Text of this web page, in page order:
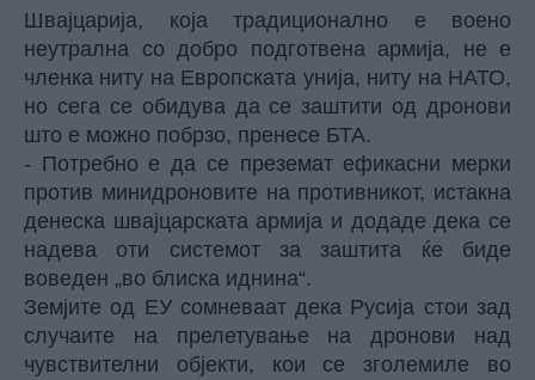
Швајцарија, која традиционално е воено
неутрална со добро подготвена армија, не е
членка ниту на Европската унија, ниту на НАТО,
но сега се обидува да се заштити од дронови
што е можно побрзо, пренесе БТА.
- Потребно е да се преземат ефикасни мерки
против минидроновите на противникот, истакна
денеска швајцарската армија и додаде дека се
надева оти системот за заштита ќе биде
воведен „во блиска иднина“.
Земјите од ЕУ сомневаат дека Русија стои зад
случаите на прелетување на дронови над
чувствителни објекти, кои се зголемиле во